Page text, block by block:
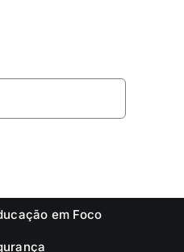
em Foco